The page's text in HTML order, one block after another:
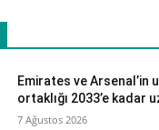
Emirates ve Arsenal’in
ortaklığı 2033’e kadar
7 Ağustos 2026